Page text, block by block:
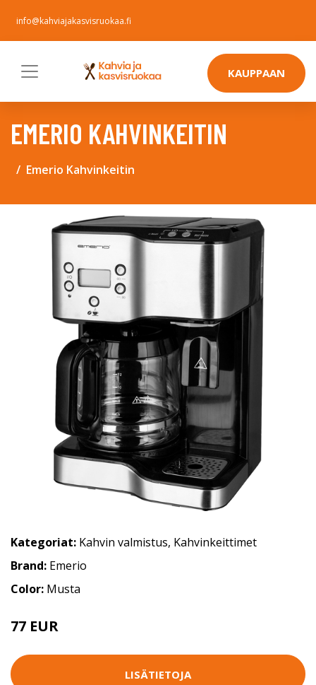
info@kahviajakasvisruokaa.fi
KAUPPAAN
EMERIO KAHVINKEITIN
Emerio Kahvinkeitin
Kategoriat: Kahvin valmistus, Kahvinkeittimet
Brand: Emerio
Color: Musta
77 EUR
LISÄTIETOJA